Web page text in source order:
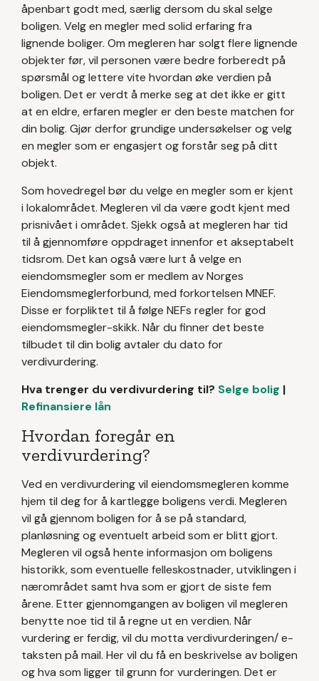
åpenbart godt med, særlig dersom du skal selge
boligen. Velg en megler med solid erfaring fra
lignende boliger. Om megleren har solgt flere lignende
objekter før, vil personen være bedre forberedt på
spørsmål og lettere vite hvordan øke verdien på
boligen. Det er verdt å merke seg at det ikke er gitt
at en eldre, erfaren megler er den beste matchen for
din bolig. Gjør derfor grundige undersøkelser og velg
en megler som er engasjert og forstår seg på ditt
objekt.
Som hovedregel bør du velge en megler som er kjent
i lokalområdet. Megleren vil da være godt kjent med
prisnivået i området. Sjekk også at megleren har tid
til å gjennomføre oppdraget innenfor et akseptabelt
tidsrom. Det kan også være lurt å velge en
eiendomsmegler som er medlem av Norges
Eiendomsmeglerforbund, med forkortelsen MNEF.
Disse er forpliktet til å følge NEFs regler for god
eiendomsmegler-skikk. Når du finner det beste
tilbudet til din bolig avtaler du dato for
verdivurdering.
Hva trenger du verdivurdering til? Selge bolig |
Refinansiere lån
Hvordan foregår en
verdivurdering?
Ved en verdivurdering vil eiendomsmegleren komme
hjem til deg for å kartlegge boligens verdi. Megleren
vil gå gjennom boligen for å se på standard,
planløsning og eventuelt arbeid som er blitt gjort.
Megleren vil også hente informasjon om boligens
historikk, som eventuelle felleskostnader, utviklingen i
nærområdet samt hva som er gjort de siste fem
årene. Etter gjennomgangen av boligen vil megleren
benytte noe tid til å regne ut en verdien. Når
vurdering er ferdig, vil du motta verdivurderingen/ e-
taksten på mail. Her vil du få en beskrivelse av boligen
og hva som ligger til grunn for vurderingen. Det er